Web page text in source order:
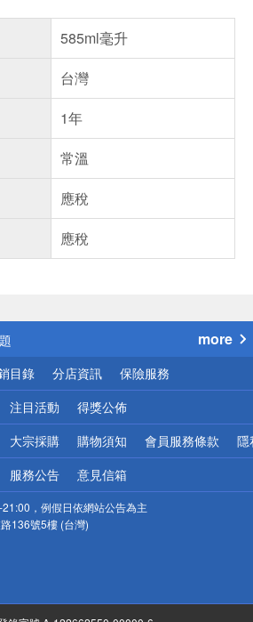
585ml毫升
台灣
1年
常溫
應稅
應稅
配送
！請小心！
more
目錄 分店資訊 保險服務
注目活動 得獎公佈
大宗採購 購物須知 會員服務條款 隱
服務公告 意見信箱
，例假日依網站公告為主
136號5樓 (台灣)